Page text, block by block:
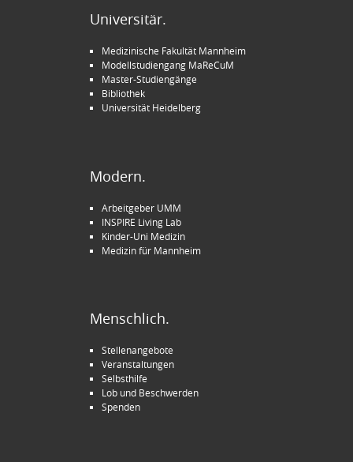
Universitär.
Medizinische Fakultät Mannheim
Modellstudiengang MaReCuM
Master-Studiengänge
Bibliothek
Universität Heidelberg
Modern.
Arbeitgeber UMM
INSPIRE Living Lab
Kinder-Uni Medizin
Medizin für Mannheim
Menschlich.
Stellenangebote
Veranstaltungen
Selbsthilfe
Lob und Beschwerden
Spenden